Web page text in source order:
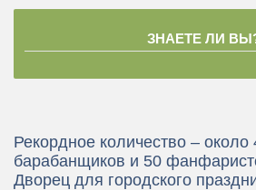
ЗНАЕТЕ ЛИ
Рекордное количество – около
барабанщиков и 50
Дворец для городского